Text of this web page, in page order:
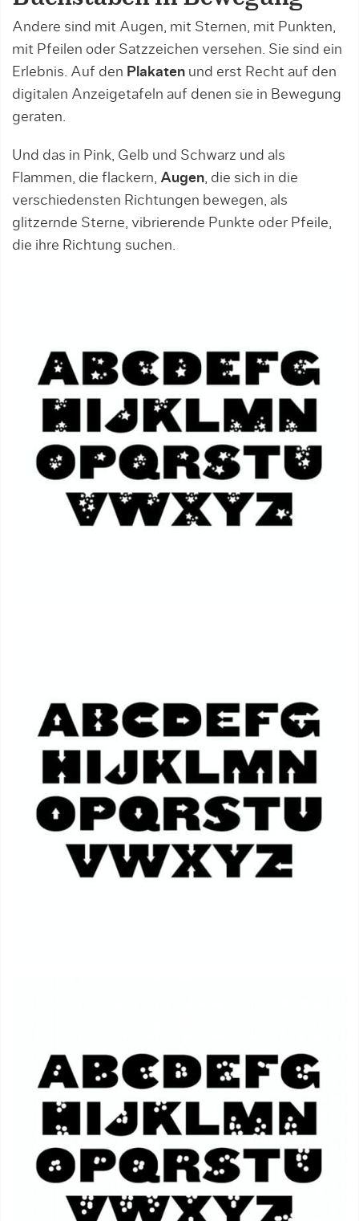
Andere sind mit Augen, mit Sternen, mit Punkten,
mit Pfeilen oder Satzzeichen versehen. Sie sind ein
Erlebnis. Auf den Plakaten und erst Recht auf den
digitalen Anzeigetafeln auf denen sie in Bewegung
geraten.
Und das in Pink, Gelb und Schwarz und als
Flammen, die flackern, Augen, die sich in die
verschiedensten Richtungen bewegen, als
glitzernde Sterne, vibrierende Punkte oder Pfeile,
die ihre Richtung suchen.